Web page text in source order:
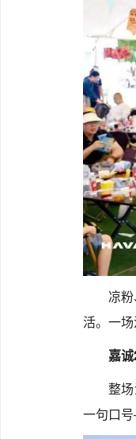
凉
活。一
嘉
整
一句口